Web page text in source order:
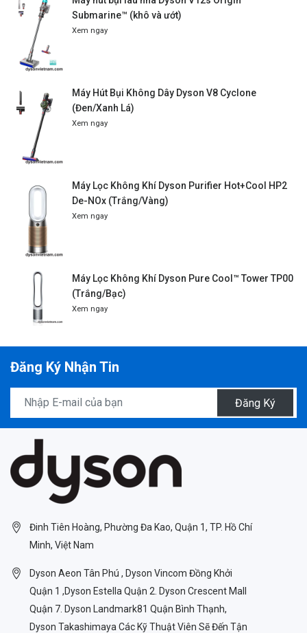
Submarine™ (khô và ướt)
Xem ngay
Máy Hút Bụi Không Dây Dyson V8 Cyclone
(Đen/Xanh Lá)
Xem ngay
Máy Lọc Không Khí Dyson Purifier Hot+Cool HP2
De-NOx (Trắng/Vàng)
Xem ngay
Máy Lọc Không Khí Dyson Pure Cool™ Tower TP00
(Trắng/Bạc)
Xem ngay
Đăng Ký Nhận Tin
Đăng Ký
Đinh Tiên Hoàng, Phường Đa Kao, Quận 1, TP. Hồ Chí
Minh, Việt Nam
Dyson Aeon Tân Phú , Dyson Vincom Đồng Khởi
Quận 1 ,Dyson Estella Quận 2. Dyson Crescent Mall
Quận 7. Dyson Landmark81 Quận Bình Thạnh,
Dyson Takashimaya Các Kỹ Thuật Viên Sẽ Đến Tận